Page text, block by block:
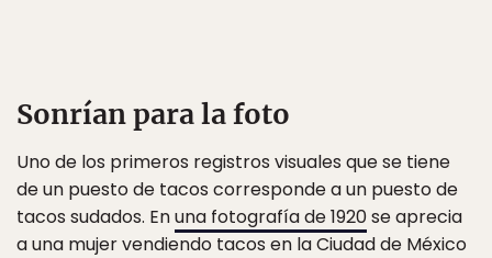
Sonrían para la foto
Uno de los primeros registros visuales que se tiene
de un puesto de tacos corresponde a un puesto de
tacos sudados. Enuna fotografía de 1920se aprecia
a una mujer vendiendo tacos en la Ciudad de México